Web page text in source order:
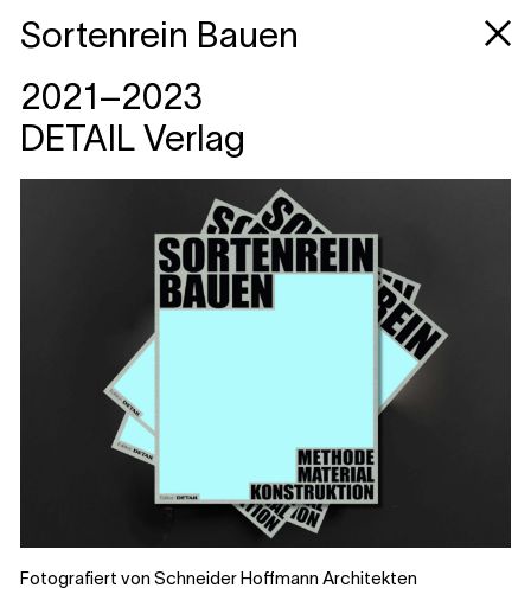
Sortenrein Bauen
2021–2023
DETAIL Verlag
Fotografiert von Schneider Hoffmann Architekten